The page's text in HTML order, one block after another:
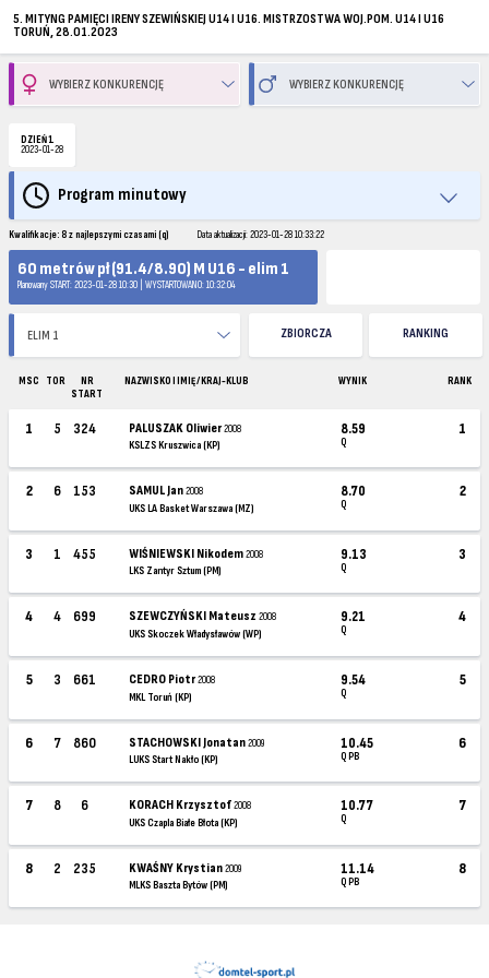
5. MITYNG PAMIĘCI IRENY SZEWIŃSKIEJ U14 I U16. MISTRZOSTWA WOJ.POM. U14 I U16
TORUŃ, 28.01.2023
DZIEŃ 1
2023-01-28
Program minutowy
Kwalifikacje: 8 z najlepszymi czasami (q) Data aktualizacji: 2023-01-28 10:33:22
60 metrów pł (91.4/8.90) M U16 - elim 1
Planowany START: 2023-01-28 10:30 | WYSTARTOWANO: 10:32:04
ZBIORCZA RANKING
MSC TOR
NR
START
NAZWISKO I IMIĘ / KRAJ-KLUB WYNIK RANK
1 5 324 PALUSZAK Oliwier2008
KSLZS Kruszwica (KP)
8.59
Q
1
2 6 153 SAMUL Jan2008
UKS LA Basket Warszawa (MZ)
8.70
Q
2
3 1 455 WIŚNIEWSKI Nikodem2008
LKS Zantyr Sztum (PM)
9.13
Q
3
4 4 699 SZEWCZYŃSKI Mateusz2008
UKS Skoczek Władysławów (WP)
9.21
Q
4
5 3 661 CEDRO Piotr2008
MKL Toruń (KP)
9.54
Q
5
6 7 860 STACHOWSKI Jonatan2009
LUKS Start Nakło (KP)
10.45
Q PB
6
7 8 6 KORACH Krzysztof2008
UKS Czapla Białe Błota (KP)
10.77
Q
7
8 2 235 KWAŚNY Krystian2009
MLKS Baszta Bytów (PM)
11.14
Q PB
8